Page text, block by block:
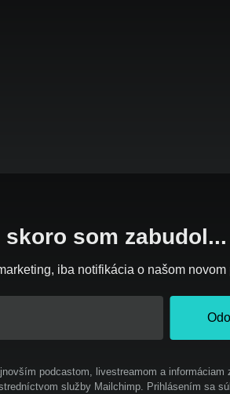
skoro som zabudol...
iba notifikácia o našom novom
podcastom, livestreamom a informáciam
služby Mailchimp. Prihlásením sa